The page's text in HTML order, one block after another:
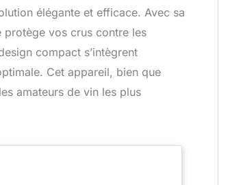
élégante et efficace. Avec sa
protège vos crus contre les
compact s’intègrent
Cet appareil, bien que
amateurs de vin les plus